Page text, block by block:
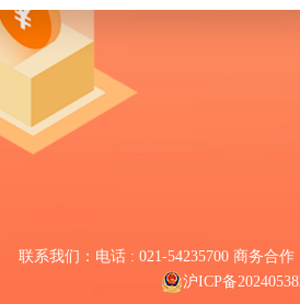
联系我们：电话 : 021-54235700 商务合作
沪ICP备